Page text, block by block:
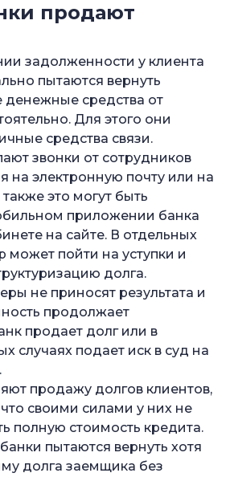
продают
задолженности у клиента
пытаются вернуть
средства от
Для этого они
средства связи.
звонки от сотрудников
на электронную почту или на
это могут быть
приложении банка
на сайте. В отдельных
может пойти на уступки и
долга.
не приносят результата и
продолжает
продает долг или в
случаях подает иск в суд на
продажу долгов клиентов,
своими силами у них не
полную стоимость кредита.
пытаются вернуть хотя
долга заемщика без